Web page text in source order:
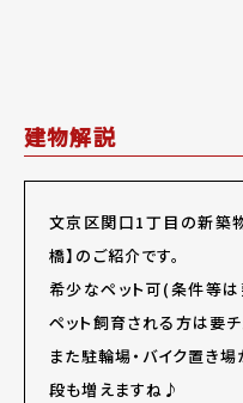
建物解説
文京区関口1丁目の新築
橋】のご紹介です。
希少なペット可(条件等は
ペット飼育される方は要チ
また駐輪場・バイク置き
段も増えますね♪